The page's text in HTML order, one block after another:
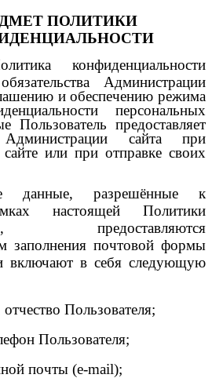
ПОЛИТИКИ
конфиденциальности
Администрации
и обеспечению режима
персональных
Пользователь предоставляет
сайта при
сайте или при отправке своих
данные, разрешённые к
настоящей Политики
предоставляются
заполнения почтовой формы
включают в себя следующую
Пользователя;
Пользователя;
почты (e-mail);